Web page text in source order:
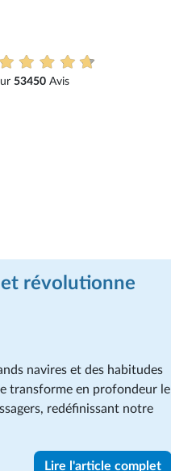
53450Avis
et révolutionne
navires et des habitudes
transforme en profondeur le
redéfinissant notre
Lire l'article complet